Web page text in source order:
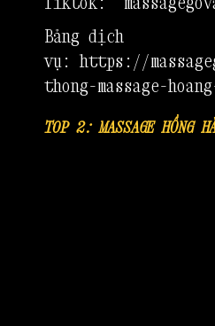
Bảng dịch
vụ:https://
thong-massage-
TOP 2: MASSAGE HỒNG